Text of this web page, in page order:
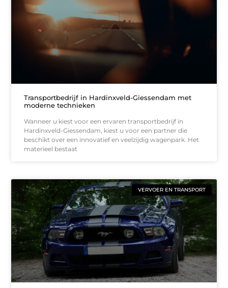
Transportbedrijf in Hardinxveld-Giessendam met
moderne technieken
Wanneer u kiest voor een ervaren transportbedrijf in
Hardinxveld-Giessendam, kiest u voor een partner die
beschikt over een innovatief en veelzijdig wagenpark. Het
materieel bestaat
VERVOER EN TRANSPORT